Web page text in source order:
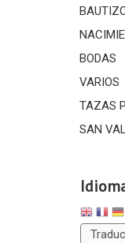
BODAS
VARIOS
TAZAS
SAN